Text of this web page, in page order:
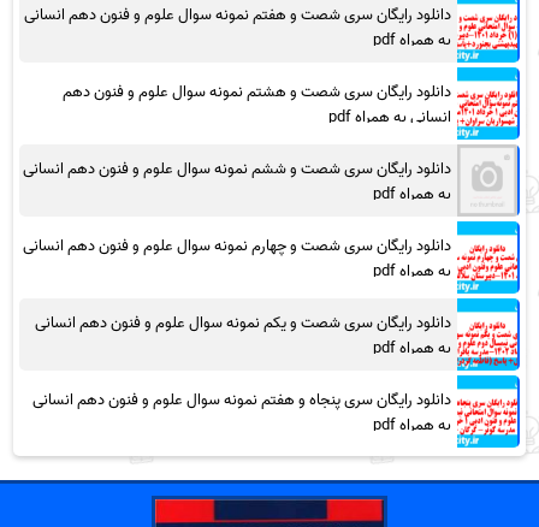
دانلود رایگان سری شصت و هفتم نمونه سوال علوم و فنون دهم انسانی
به همراه pdf
دانلود رایگان سری شصت و هشتم نمونه سوال علوم و فنون دهم
انسانی به همراه pdf
دانلود رایگان سری شصت و ششم نمونه سوال علوم و فنون دهم انسانی
به همراه pdf
دانلود رایگان سری شصت و چهارم نمونه سوال علوم و فنون دهم انسانی
به همراه pdf
دانلود رایگان سری شصت و یکم نمونه سوال علوم و فنون دهم انسانی
به همراه pdf
دانلود رایگان سری پنجاه و هفتم نمونه سوال علوم و فنون دهم انسانی
به همراه pdf